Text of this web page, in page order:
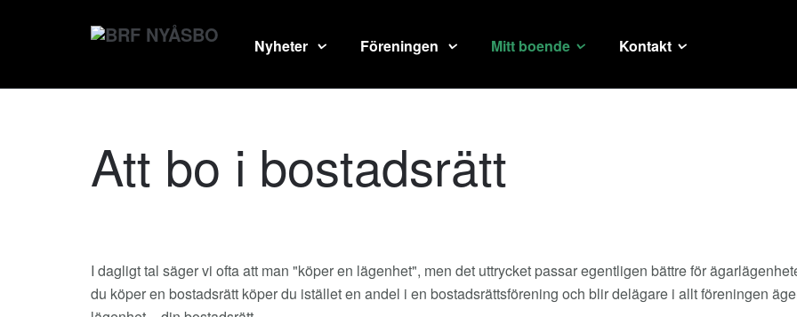
Nyheter Föreningen Mitt boende Kontakt
Att bo i bostadsrätt
I dagligt tal säger vi ofta att man "köper en lägenhet", men det uttrycket passar egentligen bättre för
du köper en bostadsrätt köper du istället en andel i en bostadsrättsförening och blir delägare i allt föreningen